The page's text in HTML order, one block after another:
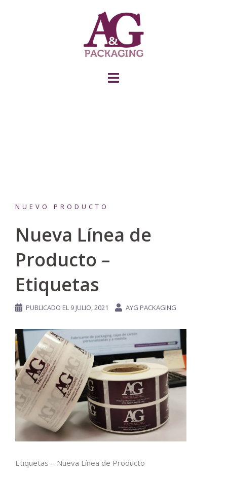
NUEVO PRODUCTO
Nueva Línea de
Producto –
Etiquetas
PUBLICADO EL 9 JULIO, 2021 AYG PACKAGING
Etiquetas – Nueva Línea de Producto